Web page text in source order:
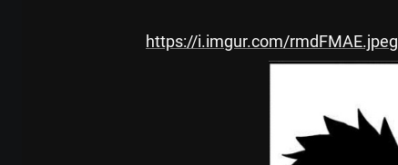
https://i.imgur.com/rmdFMAE.jpeg